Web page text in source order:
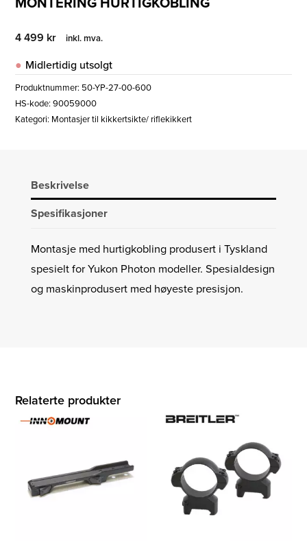
4 499 kr inkl. mva.
Midlertidig utsolgt
Produktnummer: 50-YP-27-00-600
HS-kode: 90059000
Kategori: Montasjer til kikkertsikte/ riflekikkert
Beskrivelse
Spesifikasjoner
Montasje med hurtigkobling produsert i Tyskland
spesielt for Yukon Photon modeller. Spesialdesign
og maskinprodusert med høyeste presisjon.
Relaterte produkter